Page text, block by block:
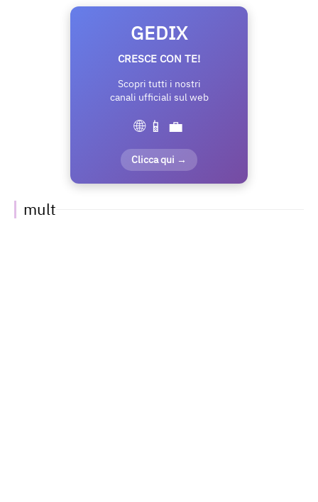
GEDIX
CRESCE CON TE!
Scopri tutti i nostri
canali ufficiali sul web
🌐 📱 💼
Clicca qui →
mult